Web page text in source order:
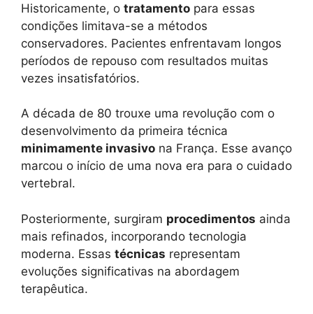
Historicamente, o tratamento para essas
condições limitava-se a métodos
conservadores. Pacientes enfrentavam longos
períodos de repouso com resultados muitas
vezes insatisfatórios.
A década de 80 trouxe uma revolução com o
desenvolvimento da primeira técnica
minimamente invasivo na França. Esse avanço
marcou o início de uma nova era para o cuidado
vertebral.
Posteriormente, surgiram procedimentos ainda
mais refinados, incorporando tecnologia
moderna. Essas técnicas representam
evoluções significativas na abordagem
terapêutica.